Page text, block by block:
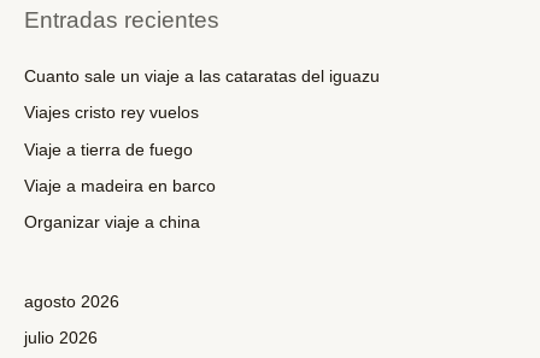
c
r
p
o
Entradas recientes
Cuanto sale un viaje a las cataratas del iguazu
Viajes cristo rey vuelos
Viaje a tierra de fuego
Viaje a madeira en barco
Organizar viaje a china
agosto 2026
julio 2026